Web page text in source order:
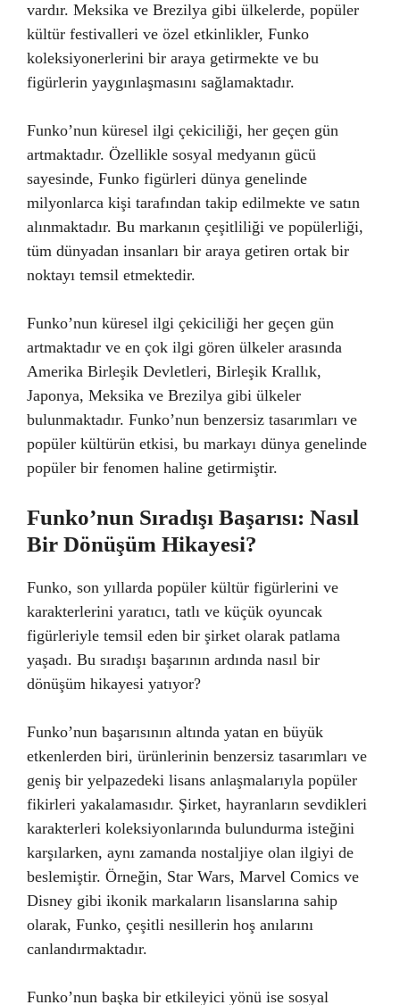
vardır. Meksika ve Brezilya gibi ülkelerde, popüler
kültür festivalleri ve özel etkinlikler, Funko
koleksiyonerlerini bir araya getirmekte ve bu
figürlerin yaygınlaşmasını sağlamaktadır.
Funko’nun küresel ilgi çekiciliği, her geçen gün
artmaktadır. Özellikle sosyal medyanın gücü
sayesinde, Funko figürleri dünya genelinde
milyonlarca kişi tarafından takip edilmekte ve satın
alınmaktadır. Bu markanın çeşitliliği ve popülerliği,
tüm dünyadan insanları bir araya getiren ortak bir
noktayı temsil etmektedir.
Funko’nun küresel ilgi çekiciliği her geçen gün
artmaktadır ve en çok ilgi gören ülkeler arasında
Amerika Birleşik Devletleri, Birleşik Krallık,
Japonya, Meksika ve Brezilya gibi ülkeler
bulunmaktadır. Funko’nun benzersiz tasarımları ve
popüler kültürün etkisi, bu markayı dünya genelinde
popüler bir fenomen haline getirmiştir.
Funko’nun Sıradışı Başarısı: Nasıl
Bir Dönüşüm Hikayesi?
Funko, son yıllarda popüler kültür figürlerini ve
karakterlerini yaratıcı, tatlı ve küçük oyuncak
figürleriyle temsil eden bir şirket olarak patlama
yaşadı. Bu sıradışı başarının ardında nasıl bir
dönüşüm hikayesi yatıyor?
Funko’nun başarısının altında yatan en büyük
etkenlerden biri, ürünlerinin benzersiz tasarımları ve
geniş bir yelpazedeki lisans anlaşmalarıyla popüler
fikirleri yakalamasıdır. Şirket, hayranların sevdikleri
karakterleri koleksiyonlarında bulundurma isteğini
karşılarken, aynı zamanda nostaljiye olan ilgiyi de
beslemiştir. Örneğin, Star Wars, Marvel Comics ve
Disney gibi ikonik markaların lisanslarına sahip
olarak, Funko, çeşitli nesillerin hoş anılarını
canlandırmaktadır.
Funko’nun başka bir etkileyici yönü ise sosyal